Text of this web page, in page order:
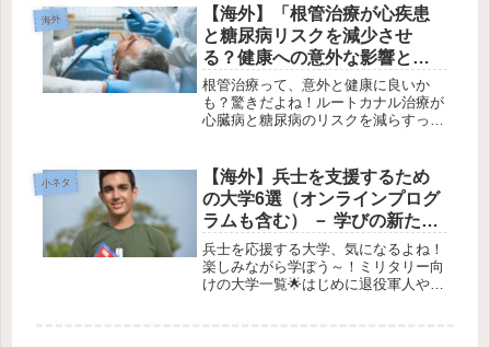
れていることを知った保護者たちが、
彼女のために新しい車を贈ること...
海外
【海外】「根管治療が心疾患
と糖尿病リスクを減少させ
る？健康への意外な影響と
は！」
根管治療って、意外と健康に良いか
も？驚きだよね！ルートカナル治療が
心臓病と糖尿病のリスクを減らすって
が実は心臓病や糖尿病のリスクを減ら
すことが分かったんだって！💡 今回
はそ...
小ネタ
【海外】兵士を支援するため
の大学6選（オンラインプログ
ラムも含む） － 学びの新たな
可能性を見つけよう！
兵士を応援する大学、気になるよね！
楽しみながら学ぼう～！ミリタリー向
けの大学一覧🌟はじめに退役軍人や現